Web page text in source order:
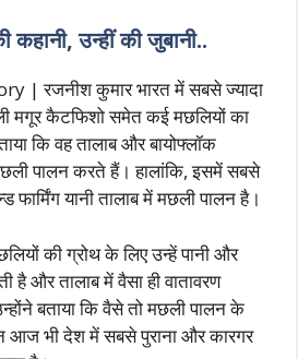
उन्हीं की जुबानी..
| रजनीश कुमार भारत में सबसे ज्यादा
मगूर कैटफिशो समेत कई मछलियों का
कि वह तालाब और बायोफ्लॉक
पालन करते हैं। हालांकि, इसमें सबसे
फार्मिंग यानी तालाब में मछली पालन है।
की ग्रोथ के लिए उन्हें पानी और
और तालाब में वैसा ही वातावरण
बताया कि वैसे तो मछली पालन के
आज भी देश में सबसे पुराना और कारगर